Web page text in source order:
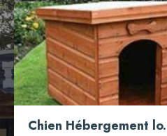
Chien Hébergement